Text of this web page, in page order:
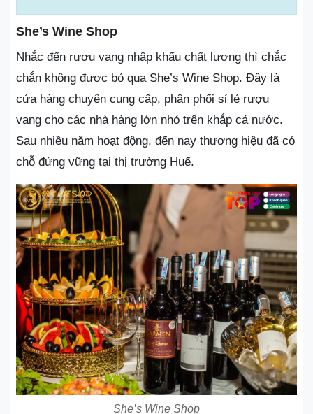
She’s Wine Shop
Nhắc đến rượu vang nhập khẩu chất lượng thì chắc
chắn không được bỏ qua She’s Wine Shop. Đây là
cửa hàng chuyên cung cấp, phân phối sỉ lẻ rượu
vang cho các nhà hàng lớn nhỏ trên khắp cả nước.
Sau nhiều năm hoạt động, đến nay thương hiệu đã có
chỗ đứng vững tại thị trường Huế.
She’s Wine Shop